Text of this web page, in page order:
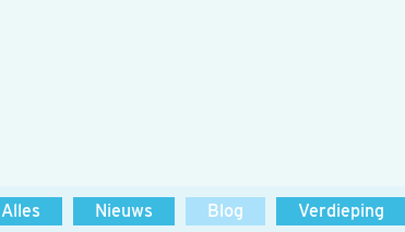
Alles Nieuws Blog Verdieping